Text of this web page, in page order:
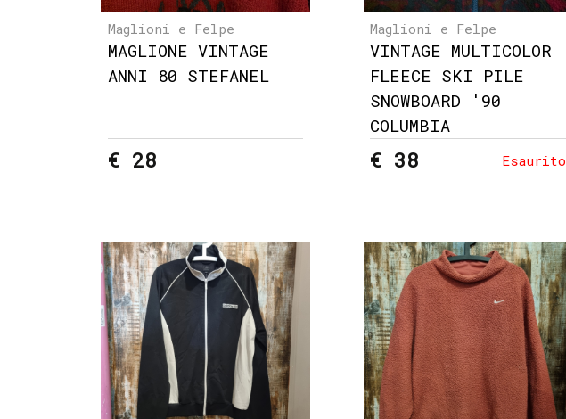
Maglioni e Felpe
MAGLIONE VINTAGE
ANNI 80 STEFANEL
€ 28
Maglioni e Felpe
VINTAGE MULTICOLOR
FLEECE SKI PILE
SNOWBOARD '90
COLUMBIA
€ 38 Esaurito